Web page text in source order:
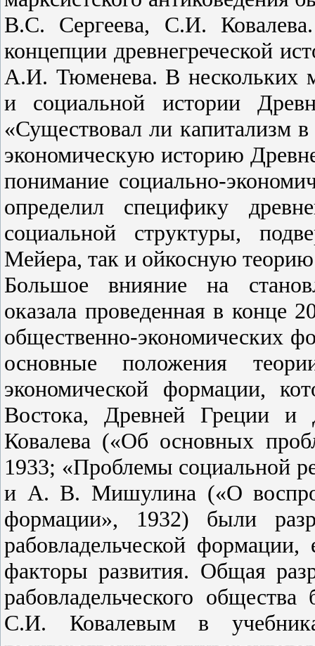
B.C. Сергеева, С.И.
концепции древнегреческой
А.И. Тюменева. В нескольких
и социальной истории
«Существовал ли капитализм
экономическую историю
понимание социально-
определил специфику
социальной структуры,
Мейера, так и ойкосную
Большое внияние на
оказала проведенная в конце
общественно-экономических
основные положения
экономической формации,
Востока, Древней Греции
Ковалева («Об основных
1933; «Проблемы социальной
и А. В. Мишулина («О
формации», 1932) были
рабовладельческой
факторы развития. Общая
рабовладельческого
С.И. Ковалевым в